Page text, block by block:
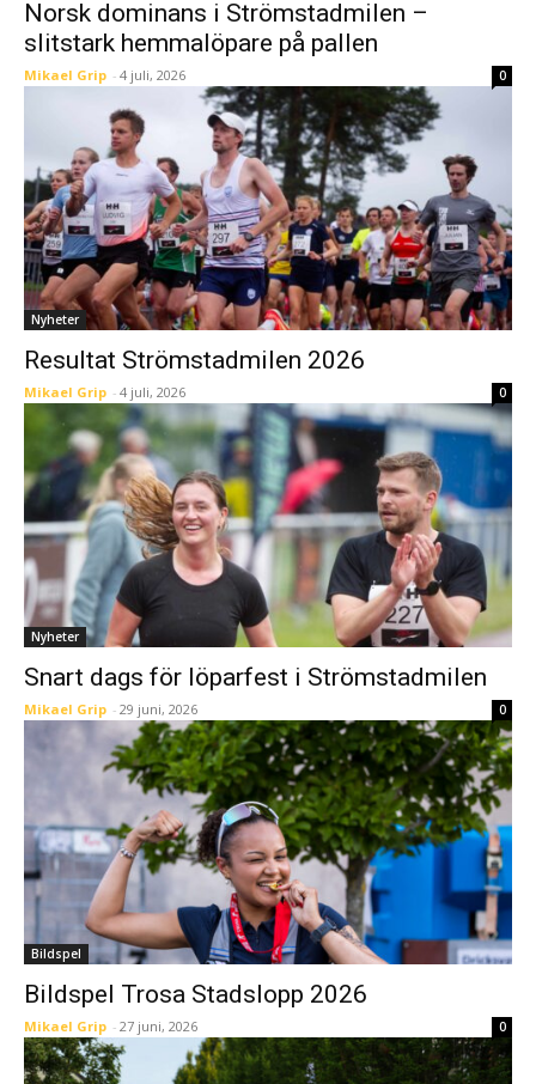
Norsk dominans i Strömstadmilen –
slitstark hemmalöpare på pallen
Mikael Grip - 4 juli, 2026 0
Nyheter
Resultat Strömstadmilen 2026
Mikael Grip - 4 juli, 2026 0
Nyheter
Snart dags för löparfest i Strömstadmilen
Mikael Grip - 29 juni, 2026 0
Bildspel
Bildspel Trosa Stadslopp 2026
Mikael Grip - 27 juni, 2026 0